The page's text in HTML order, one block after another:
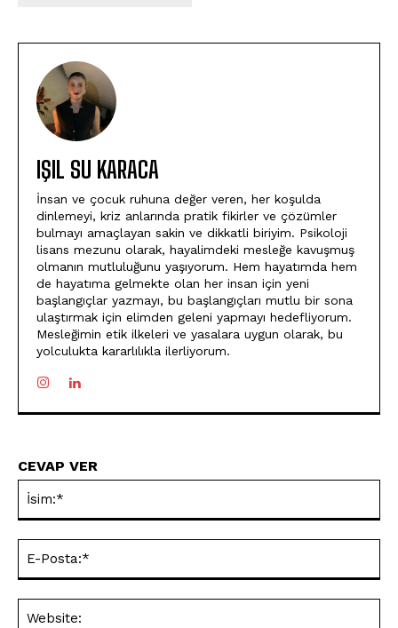
IŞIL SU KARACA
İnsan ve çocuk ruhuna değer veren, her koşulda
dinlemeyi, kriz anlarında pratik fikirler ve çözümler
bulmayı amaçlayan sakin ve dikkatli biriyim. Psikoloji
lisans mezunu olarak, hayalimdeki mesleğe kavuşmuş
olmanın mutluluğunu yaşıyorum. Hem hayatımda hem
de hayatıma gelmekte olan her insan için yeni
başlangıçlar yazmayı, bu başlangıçları mutlu bir sona
ulaştırmak için elimden geleni yapmayı hedefliyorum.
Mesleğimin etik ilkeleri ve yasalara uygun olarak, bu
yolculukta kararlılıkla ilerliyorum.
CEVAP VER